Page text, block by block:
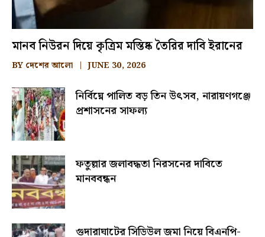
মানব নিউরন দিয়ে কৃত্রিম মস্তিষ্ক তৈরির দাবি ইরানের
BY দেশের আলো JUNE 30, 2026
নির্বিঘ্নে পালিত বড় তিন উৎসব, নারায়ণগঞ্জে
প্রশাসনের সাফল্য
ফতুল্লার জলাবদ্ধতা নিরসনের দাবিতে
মানববন্ধন
গুদারাঘাটের সিডিউল জমা নিয়ে বিএনপি-